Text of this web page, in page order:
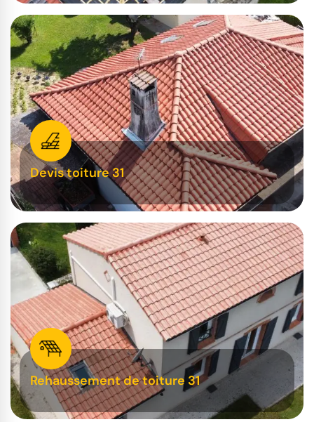
Devis toiture 31
Rehaussement de toiture 31